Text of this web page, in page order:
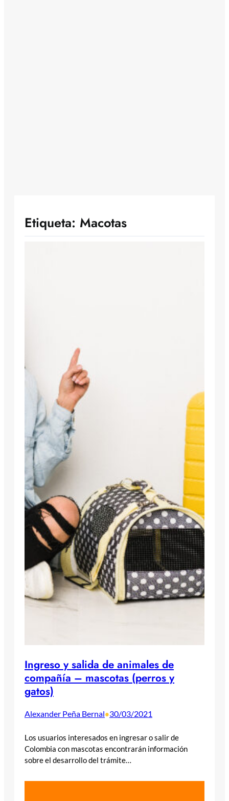
Etiqueta: Macotas
Ingreso y salida de animales de
compañía – mascotas (perros y
gatos)
Alexander Peña Bernal•30/03/2021
Los usuarios interesados en ingresar o salir de
Colombia con mascotas encontrarán información
sobre el desarrollo del trámite…